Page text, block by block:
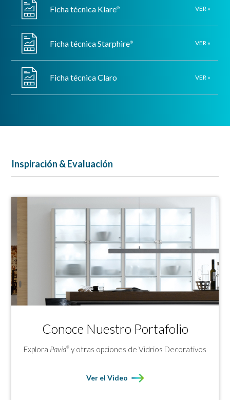
Ficha técnica Klare® VER »
Ficha técnica Starphire® VER »
Ficha técnica Claro VER »
Inspiración & Evaluación
Conoce Nuestro Portafolio
Explora Pavia® y otras opciones de Vidrios Decorativos
Ver el Video